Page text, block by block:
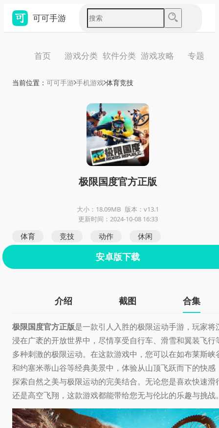
可可手游
首页 游戏分类 软件分类 游戏攻略 专题
当前位置： 可可手游 手机游戏 体育竞技
极限国度官方正版
大小：18.09MB 版本：v13.1
更新时间：2024-10-08 16:33
体育 竞技 动作 休闲
安卓版下载
介绍 截图 合集
极限国度官方正版是一款引人入胜的极限运动手游，玩家将
浸在广袤的开放世界中，尽情享受自行车、滑雪和翼装飞行
多种刺激的极限运动。在这款游戏中，您可以在如布莱斯峡
和约塞米蒂山谷等经典美景中，体验从山顶飞跃而下的快感
探索自然之美与极限运动的完美结合。无论您是喜欢快速滑
还是高空飞翔，这款游戏都能带给您无与伦比的乐趣与挑战